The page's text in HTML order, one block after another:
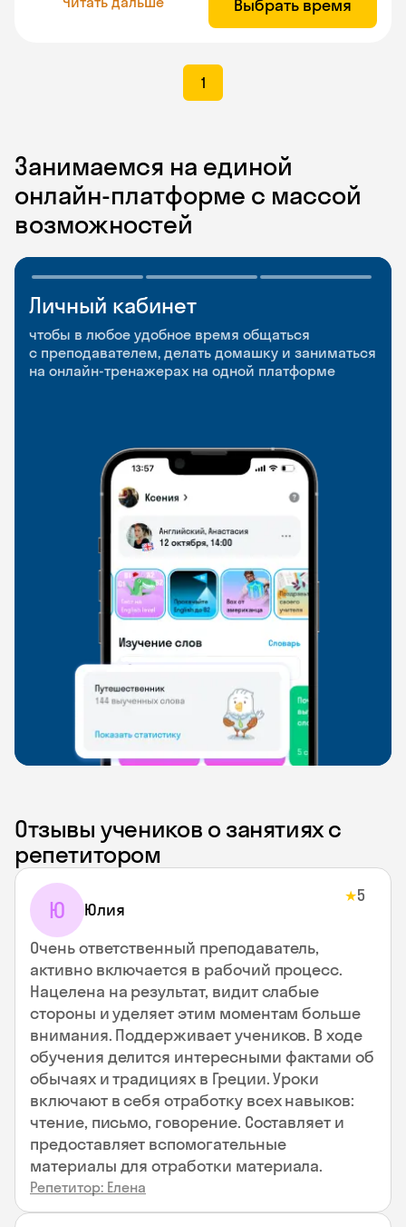
Выбрать время
1
Занимаемся на единой
онлайн-платформе с массой
возможностей
Личный кабинет
чтобы в любое удобное время общаться
с преподавателем, делать домашку и заниматься
на онлайн-тренажерах на одной платформе
Мобильное
приложение
чтобы заниматься и изучать новые слова где
и когда удобно
Разговорные клубы
и Talks
Групповые занятия для разговорной практики
и индивидуальные встречи с преподавателями
Отзывы учеников о занятиях с
репетитором
Ю Юлия
★5
Очень ответственный преподаватель,
активно включается в рабочий процесс.
Нацелена на результат, видит слабые
стороны и уделяет этим моментам больше
внимания. Поддерживает учеников. В ходе
обучения делится интересными фактами об
обычаях и традициях в Греции. Уроки
включают в себя отработку всех навыков:
чтение, письмо, говорение. Составляет и
предоставляет вспомогательные
материалы для отработки материала.
Репетитор: Елена